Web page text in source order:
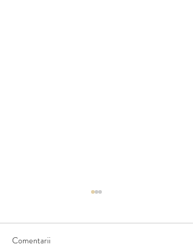
Comentarii